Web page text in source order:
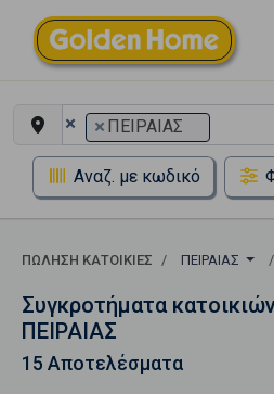
× × ΠΕΙΡΑΙΑΣ
Αναζ. με κωδικό
ΠΏΛΗΣΗ ΚΑΤΟΙΚΊΕΣ ΠΕΙΡΑΙΑΣ
Συγκροτήματα
ΠΕΙΡΑΙΑΣ
15 Αποτελέσματα